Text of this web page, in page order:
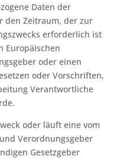
Daten der
den Zeitraum, der zur
erforderlich ist
Europäischen
oder einen
oder Vorschriften,
Verantwortliche
oder läuft eine vom
Verordnungsgeber
Gesetzgeber